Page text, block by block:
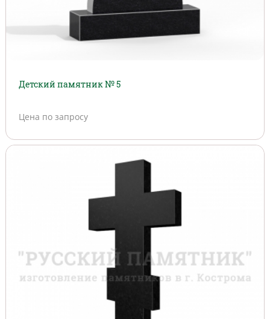
Детский памятник № 5
Цена по запросу